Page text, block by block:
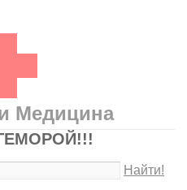
Медицина
Найти!